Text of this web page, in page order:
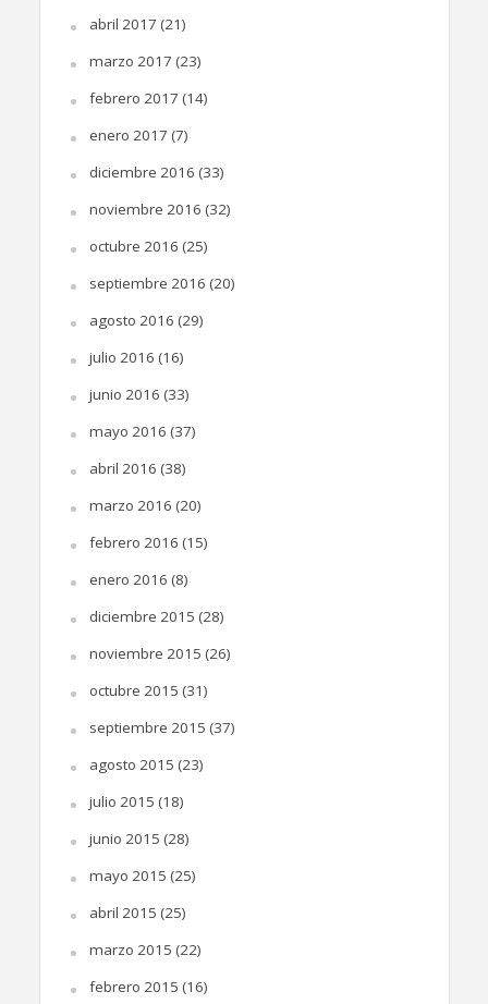
abril 2017 (21)
marzo 2017 (23)
febrero 2017 (14)
enero 2017 (7)
diciembre 2016 (33)
noviembre 2016 (32)
octubre 2016 (25)
septiembre 2016 (20)
agosto 2016 (29)
julio 2016 (16)
junio 2016 (33)
mayo 2016 (37)
abril 2016 (38)
marzo 2016 (20)
febrero 2016 (15)
enero 2016 (8)
diciembre 2015 (28)
noviembre 2015 (26)
octubre 2015 (31)
septiembre 2015 (37)
agosto 2015 (23)
julio 2015 (18)
junio 2015 (28)
mayo 2015 (25)
abril 2015 (25)
marzo 2015 (22)
febrero 2015 (16)